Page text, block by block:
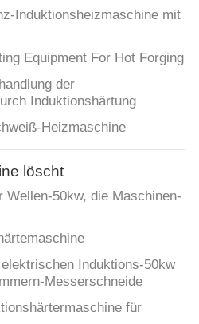
Induktionsheizmaschine mit
Equipment For Hot Forging
der
Induktionshärtung
Heizmaschine
löscht
50kw, die Maschinen-
Induktions-50kw
Messerschneide
für